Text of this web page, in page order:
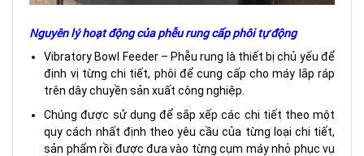
Nguyên lý hoạt động của phễu rung cấp phôi tự động
Vibratory Bowl Feeder – Phễu rung là thiết bị chủ yếu để
định vị từng chi tiết, phôi để cung cấp cho máy lắp ráp
trên dây chuyền sản xuất công nghiệp.
Chúng được sử dụng để sắp xếp các chi tiết theo một
quy cách nhất định theo yêu cầu của từng loại chi tiết,
sản phẩm rồi được đưa vào từng cụm máy nhỏ phục vụ